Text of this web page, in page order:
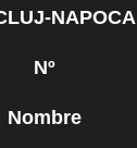
NAPOCA
Nº
Nombre